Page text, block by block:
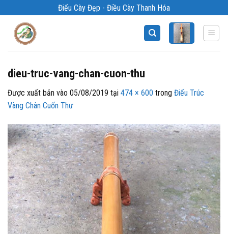
qua
Điếu Cày Đẹp - Điều Cày Thanh Hóa
dieu-truc-vang-chan-cuon-thu
Được xuất bản vào 05/08/2019 tại 474 × 600 trong Điếu Trúc
Vàng Chân Cuốn Thư